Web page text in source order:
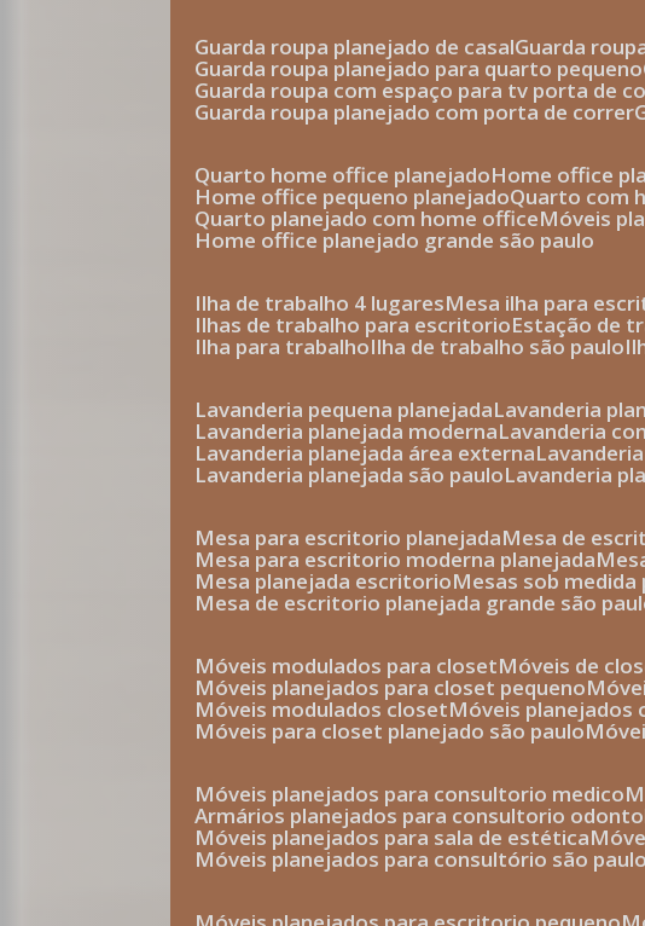
guarda roupa planejado de casal
guarda
guarda roupa planejado para quarto pequeno
guarda roupa com espaço para tv porta de
guarda roupa planejado com porta de correr
quarto home office planejado
home office
home office pequeno planejado quarto com
quarto planejado com home office móveis
home office planejado grande são paulo
ilha de trabalho 4 lugares
mesa ilha para
ilhas de trabalho para escritorio estação de
ilha para trabalho ilha de trabalho são paulo
lavanderia pequena planejada lavanderia
lavanderia planejada moderna lavanderia
lavanderia planejada área externa
lavanderia planejada são paulo lavanderia
mesa para escritorio planejada
mesa de
mesa para escritorio moderna planejada
mesa planejada escritorio mesas sob
mesa de escritorio planejada grande são
móveis modulados para closet
móveis de
móveis planejados para closet pequeno
móveis modulados closet móveis
móveis para closet planejado são paulo
móveis planejados para consultorio medico
armários planejados para consultorio
móveis planejados para sala de estética
móveis planejados para consultório são paulo